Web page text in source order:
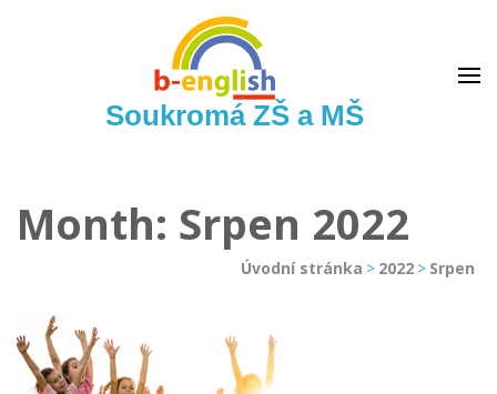
Soukromá ZŠ a MŠ
Month: Srpen 2022
Úvodní stránka > 2022 > Srpen